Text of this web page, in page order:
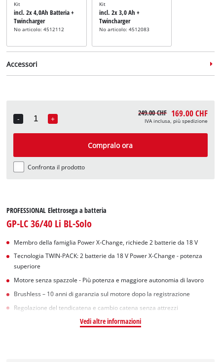
Kit
incl. 2x 4,0Ah Batteria +
Twincharger
No articolo: 4512112
Kit
incl. 2x 3,0 Ah +
Twincharger
No articolo: 4512083
Accessori
-
Quantity
+
249.00 CHF 169.00 CHF
IVA inclusa, più spedizione
Compralo ora
Confronta il prodotto
PROFESSIONAL Elettrosega a batteria
GP-LC 36/40 Li BL-Solo
Membro della famiglia Power X-Change, richiede 2 batterie da 18 V
Tecnologia TWIN-PACK: 2 batterie da 18 V Power X-Change - potenza
superiore
Motore senza spazzole - Più potenza e maggiore autonomia di lavoro
Brushless – 10 anni di garanzia sul motore dopo la registrazione
Regolazione del tendicatena e cambio catena senza attrezzi
Vedi altre informazioni